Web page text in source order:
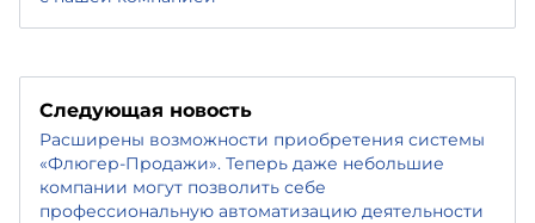
Следующая новость
Расширены возможности приобретения системы
«Флюгер-Продажи». Теперь даже небольшие
компании могут позволить себе
профессиональную автоматизацию деятельности